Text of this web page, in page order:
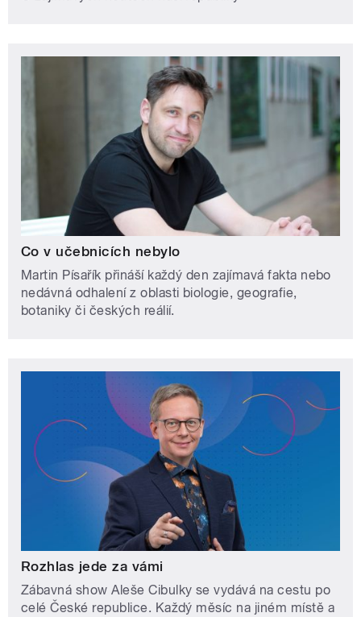
Co v učebnicích nebylo
Martin Písařík přináší každý den zajímavá fakta nebo
nedávná odhalení z oblasti biologie, geografie,
botaniky či českých reálií.
Rozhlas jede za vámi
Zábavná show Aleše Cibulky se vydává na cestu po
celé České republice. Každý měsíc na jiném místě a